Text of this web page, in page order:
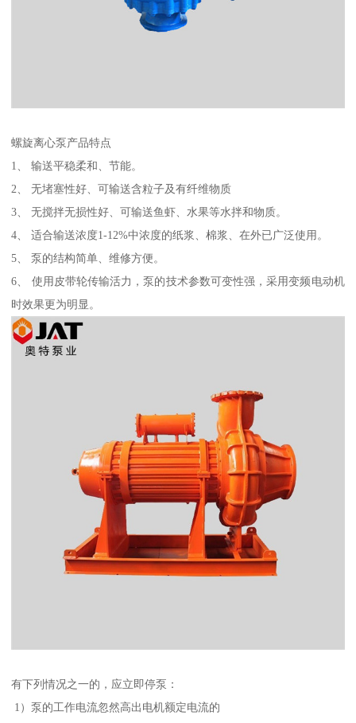
螺旋离心泵产品特点
1、 输送平稳柔和、节能。
2、 无堵塞性好、可输送含粒子及有纤维物质
3、 无搅拌无损性好、可输送鱼虾、水果等水拌和物质。
4、 适合输送浓度1-12%中浓度的纸浆、棉浆、在外已广泛使用。
5、 泵的结构简单、维修方便。
6、 使用皮带轮传输活力，泵的技术参数可变性强，采用变频电动机
时效果更为明显。
有下列情况之一的，应立即停泵：
1）泵的工作电流忽然高出电机额定电流的